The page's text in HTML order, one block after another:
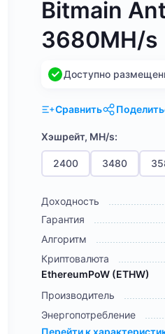
Bitmain
3680MH/s
Доступно
Сравнить
Хэшрейт, MH/s:
2400 3480
Доходность
Гарантия
Алгоритм
Криптовалюта
EthereumPoW (ETHW)
Производитель
Энергопотребление
Перейти к